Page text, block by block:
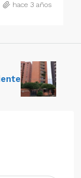
hace 3 años